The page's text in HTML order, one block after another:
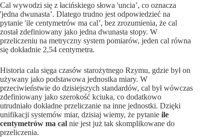
Cal wywodzi się z łacińskiego słowa 'uncia’, co oznacza
'jedna dwunasta’. Dlatego trudno jest odpowiedzieć na
pytanie 'ile centymetrów ma cal’, bez zrozumienia, że cal
został zdefiniowany jako jedna dwunasta stopy. W
przeliczeniu na metryczny system pomiarów, jeden cal równa
się dokładnie 2,54 centymetra.
Historia cala sięga czasów starożytnego Rzymu, gdzie był on
używany jako podstawowa jednostka miary. W
przeciwieństwie do dzisiejszych standardów, cal był wówczas
zdefiniowany jako szerokość kciuka, co dodatkowo
utrudniało dokładne przeliczanie na inne jednostki. Dzięki
unifikacji systemów miar, dzisiaj wiemy, że pytanie ile
centymetrów ma cal nie jest już tak skomplikowane do
przeliczenia.